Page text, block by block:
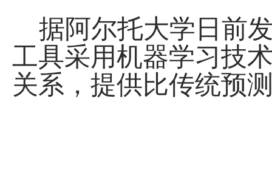
据阿尔托大学日前
工具采用机器学习技
关系，提供比传统预